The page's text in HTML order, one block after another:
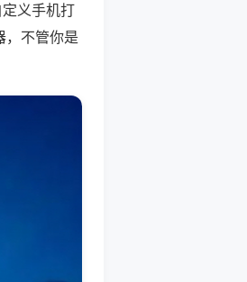
义手机打
，不管你是